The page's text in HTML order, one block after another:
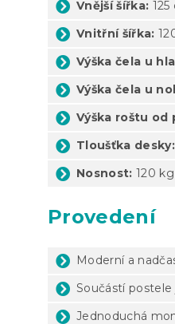
Vnější šířka: 125
Vnitřní šířka:
Výška čela u
Výška čela u
Výška roštu od
Tloušťka
Nosnost: 120 kg
Provedení
Moderní a
Součástí
Jednoduchá